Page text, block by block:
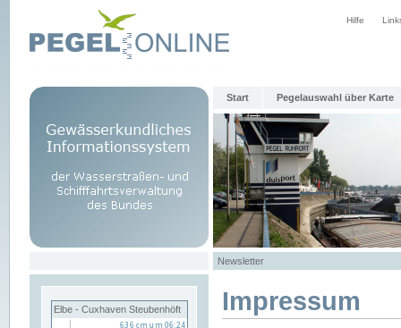
Hilfe
Start Pegelauswahl über Karte
Newsletter
Elbe - Cuxhaven Steubenhöft Impressum